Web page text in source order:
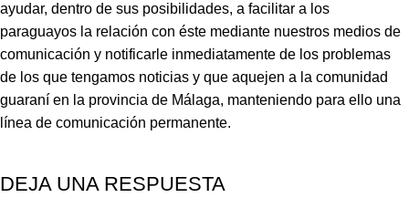
ayudar, dentro de sus posibilidades, a facilitar a los
paraguayos la relación con éste mediante nuestros medios de
comunicación y notificarle inmediatamente de los problemas
de los que tengamos noticias y que aquejen a la comunidad
guaraní en la provincia de Málaga, manteniendo para ello una
línea de comunicación permanente.
DEJA UNA RESPUESTA